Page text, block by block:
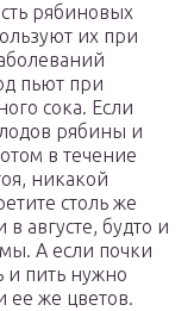
рябиновых
их при
пьют при
сока. Если
рябины и
в течение
никакой
столь же
августе, будто и
А если почки
и пить нужно
ее же цветов.